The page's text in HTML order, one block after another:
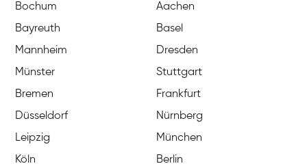
Bochum
Aachen
Bayreuth
Basel
Mannheim
Dresden
Münster
Stuttgart
Bremen
Frankfurt
Düsseldorf
Nürnberg
Leipzig
München
Köln
Berlin